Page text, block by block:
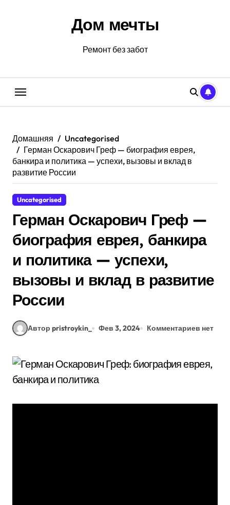
Дом мечты
Ремонт без забот
Домашняя
Uncategorised
Герман Оскарович Греф — биография еврея,
банкира и политика — успехи, вызовы и вклад в
развитие России
Uncategorised
Герман Оскарович Греф —
биография еврея, банкира
и политика — успехи,
вызовы и вклад в развитие
России
Автор pristroykin_ Фев 3, 2024 Комментариев нет